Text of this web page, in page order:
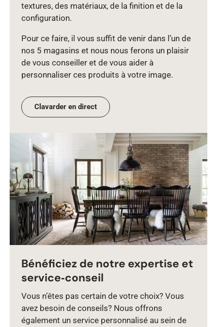
textures, des matériaux, de la finition et de la
configuration.
Pour ce faire, il vous suffit de venir dans l’un de
nos 5 magasins et nous nous ferons un plaisir
de vous conseiller et de vous aider à
personnaliser ces produits à votre image.
Clavarder en direct
Bénéficiez de notre expertise et
service‑conseil
Vous n’êtes pas certain de votre choix? Vous
avez besoin de conseils? Nous offrons
également un service personnalisé au sein de